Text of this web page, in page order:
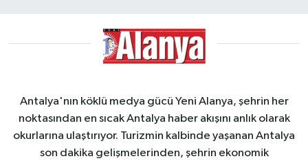
Antalya'nın köklü medya gücü Yeni Alanya, şehrin her
noktasından en sıcak Antalya haber akışını anlık olarak
okurlarına ulaştırıyor. Turizmin kalbinde yaşanan Antalya
son dakika gelişmelerinden, şehrin ekonomik